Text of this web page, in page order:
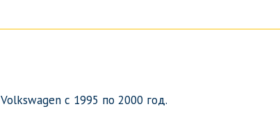
c 1995 по 2000 год.